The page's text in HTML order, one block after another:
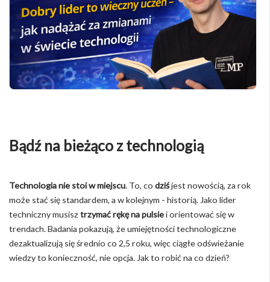
Bądź na bieżąco z technologią
Technologia nie stoi w miejscu. To, co dziśjest nowością, za rok
może stać się standardem, a w kolejnym - historią. Jako lider
techniczny musisz trzymać rękę na pulsiei orientować się w
trendach. Badania pokazują, że umiejętności technologiczne
dezaktualizują się średnio co 2,5 roku, więc ciągłe odświeżanie
wiedzy to konieczność, nie opcja. Jak to robić na co dzień?